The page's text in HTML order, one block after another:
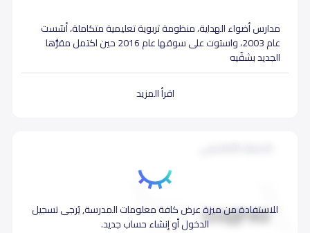
اقرأ المزيد
مدارس أضواء الهداية، منظومة تربوية تعليمية متكاملة، أسّست
عام 2003، واستوت على سوقها عام 2016 حين اكتمل مقرُّها
الجديد بشقّيه
الأهلي والعالمي في حي التعاون، مشتملاً على مبانيَ مجهّزةٍ
تجهيزًا رفيع المستوى، يلبّي متطلبات العملية التعليمية. تستقطب
الاستثمار الحقيقي في أبنائه.
أن تكون
مدارسنا رائدة في التّعلّم الذّاتيّ، والبناء الشّخصيّ، في عصر التّدفّق
للاستفادة من ميزة عرض كافة معلومات المدرسة, يُرجى تسجيل
الدخول أو إنشاء حساب جديد.